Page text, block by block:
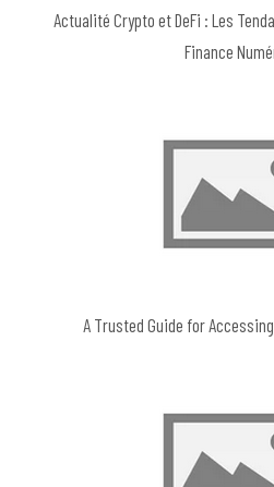
Actualité Crypto et DeFi : Les
Finance
A Trusted Guide for